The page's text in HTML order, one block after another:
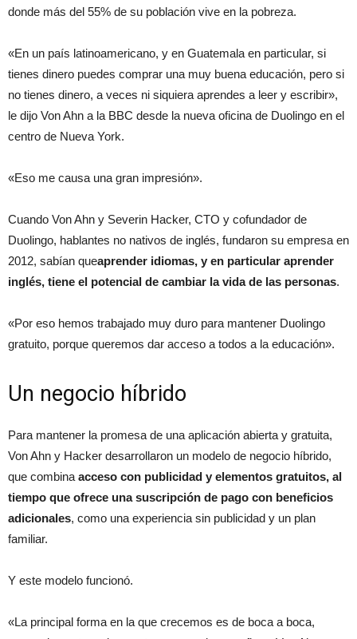
donde más del 55% de su población vive en la pobreza.
«En un país latinoamericano, y en Guatemala en particular, si
tienes dinero puedes comprar una muy buena educación, pero si
no tienes dinero, a veces ni siquiera aprendes a leer y escribir»,
le dijo Von Ahn a la BBC desde la nueva oficina de Duolingo en el
centro de Nueva York.
«Eso me causa una gran impresión».
Cuando Von Ahn y Severin Hacker, CTO y cofundador de
Duolingo, hablantes no nativos de inglés, fundaron su empresa en
2012, sabían queaprender idiomas, y en particular aprender
inglés, tiene el potencial de cambiar la vida de las personas.
«Por eso hemos trabajado muy duro para mantener Duolingo
gratuito, porque queremos dar acceso a todos a la educación».
Un negocio híbrido
Para mantener la promesa de una aplicación abierta y gratuita,
Von Ahn y Hacker desarrollaron un modelo de negocio híbrido,
que combinaacceso con publicidad y elementos gratuitos, al
tiempo que ofrece una suscripción de pago con beneficios
adicionales, como una experiencia sin publicidad y un plan
familiar.
Y este modelo funcionó.
«La principal forma en la que crecemos es de boca a boca,